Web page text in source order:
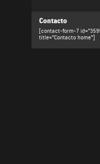
Contacto
[contact-form-7
title="Contacto home"]